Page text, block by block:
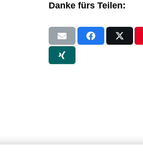
Danke fürs Teilen: